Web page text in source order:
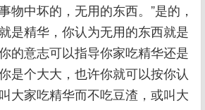
物中坏的，无用的东西。”是的，
是精华，你认为无用的东西就是
的意志可以指导你家吃精华还是
是个大大，也许你就可以按你认
大家吃精华而不吃豆渣，或叫大